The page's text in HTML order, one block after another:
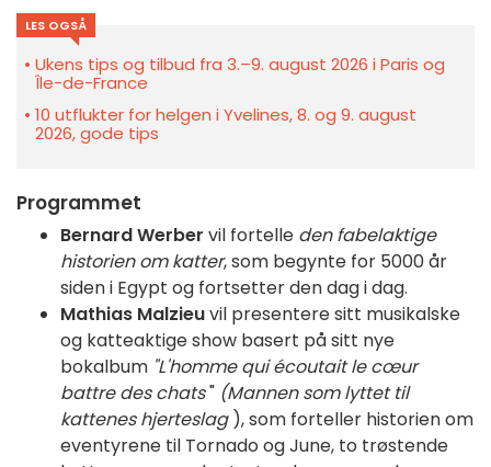
LES OGSÅ
Ukens tips og tilbud fra 3.–9. august 2026 i Paris og
Île-de-France
10 utflukter for helgen i Yvelines, 8. og 9. august
2026, gode tips
Programmet
Bernard Werber vil fortelle den fabelaktige
historien om katter, som begynte for 5000 år
siden i Egypt og fortsetter den dag i dag.
Mathias Malzieuvil presentere sitt musikalske
og katteaktige show basert på sitt nye
bokalbum "L'homme qui écoutait le cœur
battre des chats" (Mannen som lyttet til
kattenes hjerteslag), som forteller historien om
eventyrene til Tornado og June, to trøstende